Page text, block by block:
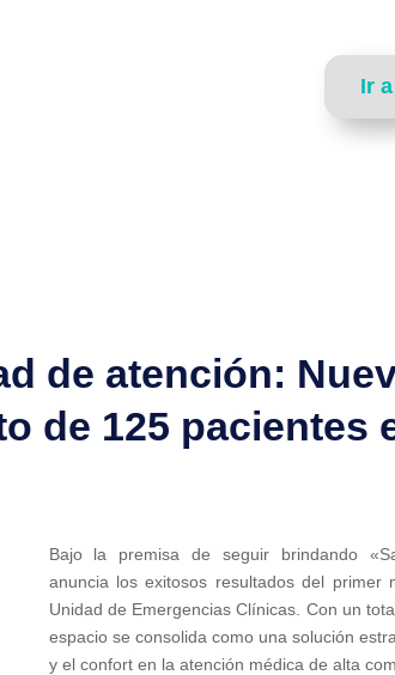
Ir
de atención:
de 125 pacientes
Bajo la premisa de seguir brindando
anuncia los exitosos resultados del primer
Unidad de Emergencias Clínicas. Con un
espacio se consolida como una solución
y el confort en la atención médica de alta